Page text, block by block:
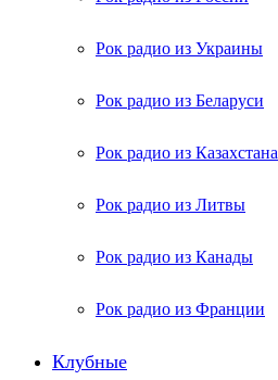
Рок радио из Украины
Рок радио из Беларуси
Рок радио из Казахстана
Рок радио из Литвы
Рок радио из Канады
Рок радио из Франции
Клубные